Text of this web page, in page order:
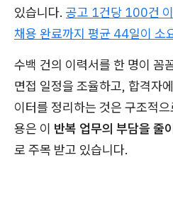
있습니다. 공고 1건당 100건
채용 완료까지 평균 44일이 소
수백 건의 이력서를 한 명이 꼼
면접 일정을 조율하고, 합격자
이터를 정리하는 것은 구조적
용은 이 반복 업무의 부담을 줄
로 주목 받고 있습니다.